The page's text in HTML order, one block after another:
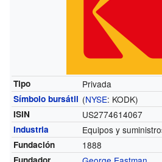
Tipo Privada
Símbolo bursátil (NYSE: KODK)
ISIN US2774614067
Industria Equipos y
Fundación 1888
Fundador